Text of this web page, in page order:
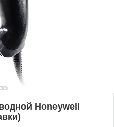
Honeywell